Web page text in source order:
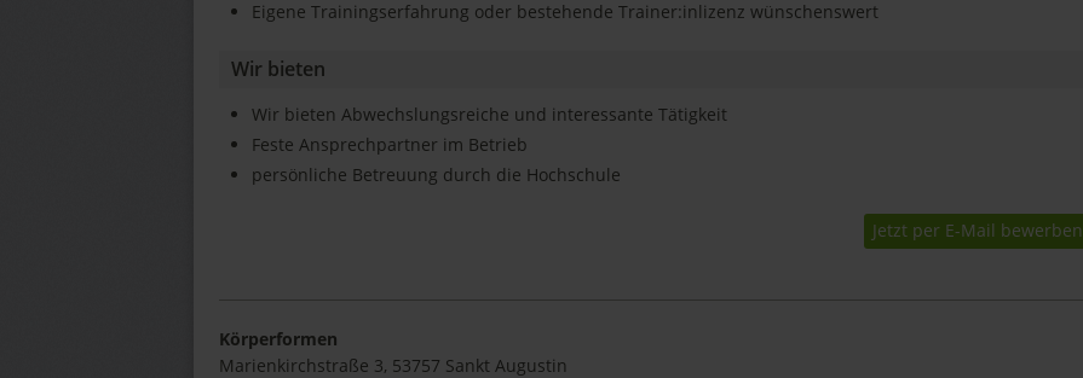
Eigene Trainingserfahrung oder bestehende Trainer:inlizenz wünschenswert
Wir bieten
Wir bieten Abwechslungsreiche und interessante Tätigkeit
Feste Ansprechpartner im Betrieb
persönliche Betreuung durch die Hochschule
Jetzt per E-Mail bewerben
Körperformen
Marienkirchstraße 3, 53757 Sankt Augustin